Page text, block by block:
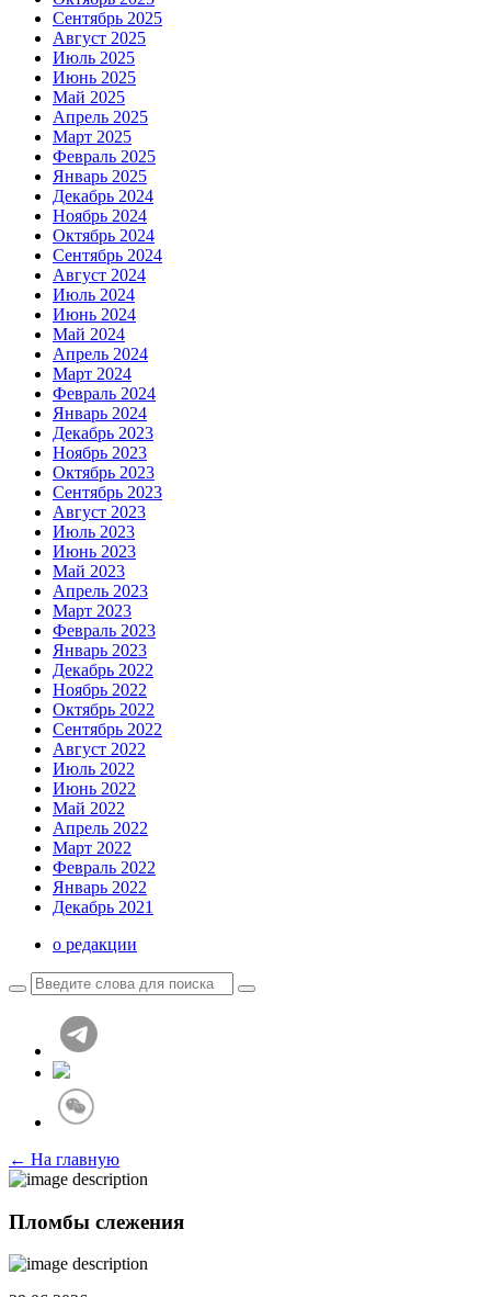
Сентябрь 2025
Август 2025
Июль 2025
Июнь 2025
Май 2025
Апрель 2025
Март 2025
Февраль 2025
Январь 2025
Декабрь 2024
Ноябрь 2024
Октябрь 2024
Сентябрь 2024
Август 2024
Июль 2024
Июнь 2024
Май 2024
Апрель 2024
Март 2024
Февраль 2024
Январь 2024
Декабрь 2023
Ноябрь 2023
Октябрь 2023
Сентябрь 2023
Август 2023
Июль 2023
Июнь 2023
Май 2023
Апрель 2023
Март 2023
Февраль 2023
Январь 2023
Декабрь 2022
Ноябрь 2022
Октябрь 2022
Сентябрь 2022
Август 2022
Июль 2022
Июнь 2022
Май 2022
Апрель 2022
Март 2022
Февраль 2022
Январь 2022
Декабрь 2021
о редакции
← На главную
Пломбы слежения